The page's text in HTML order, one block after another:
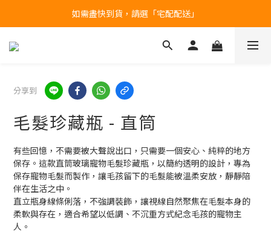
台北民權門市，現貨展示中
如需盡快到貨，請選「宅配配送」
產品均備有現貨，下單後最快當天即可出貨
分享到
毛髮珍藏瓶 - 直筒
有些回憶，不需要被大聲說出口，只需要一個安心、純粹的地方
保存。這款直筒玻璃寵物毛髮珍藏瓶，以簡約透明的設計，專為
保存寵物毛髮而製作，讓毛孩留下的毛髮能被溫柔安放，靜靜陪
伴在生活之中。
直立瓶身線條俐落，不強調裝飾，讓視線自然聚焦在毛髮本身的
柔軟與存在，適合希望以低調、不沉重方式紀念毛孩的寵物主
人。